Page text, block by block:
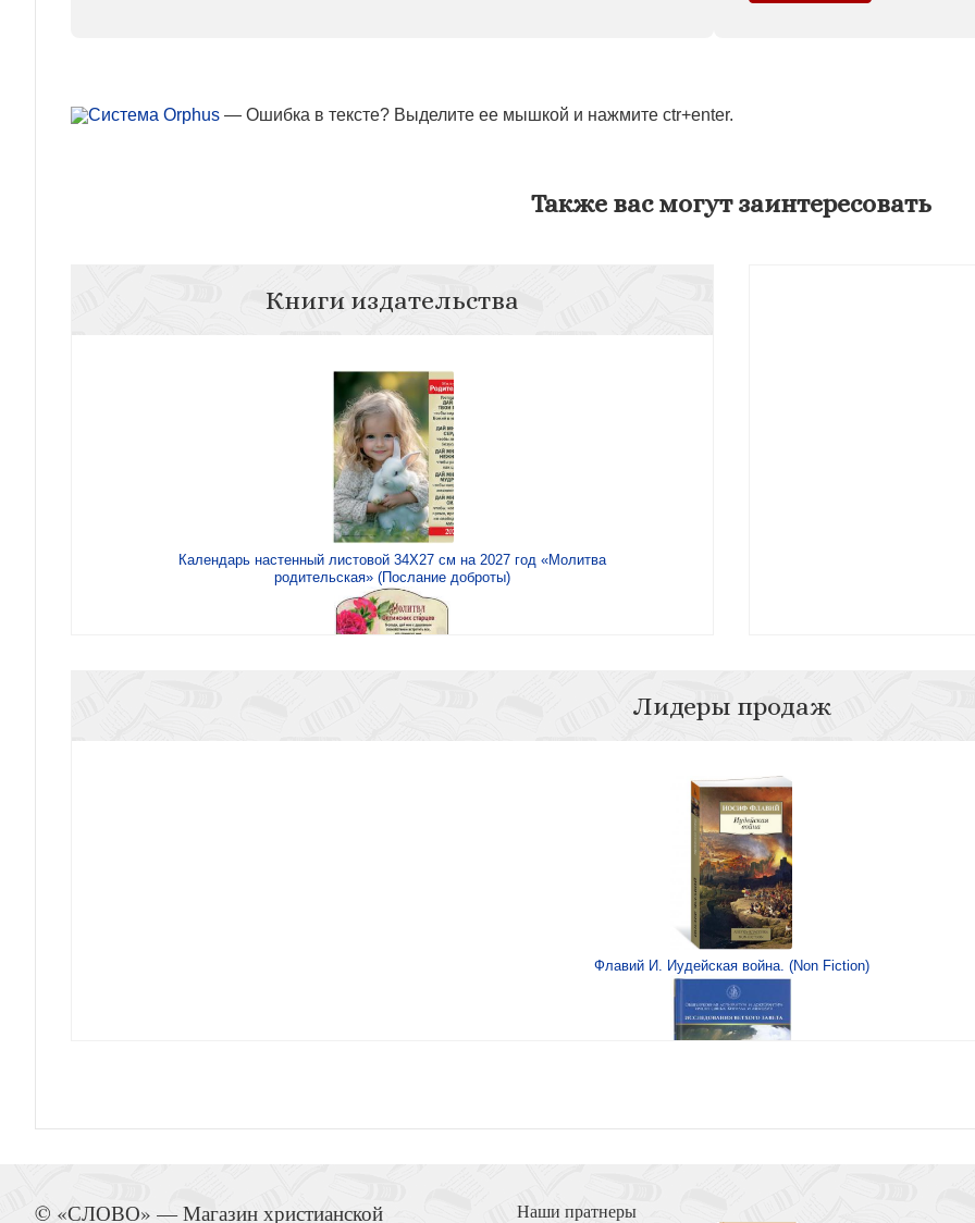
— Ошибка в тексте? Выделите ее мышкой и нажмите ctr+enter.
Также вас могут заинтересовать
Книги издательства
Календарь настенный листовой 34Х27 см на 2027 год «Молитва
родительская» (Послание доброты)
Календарь настенный на пружине 29Х45 см на 2027 год «Молитвы. В
Лидеры продаж
Флавий И. Иудейская война. (Non Fiction)
Книга Иисуса Навина
© «СЛОВО» — Магазин христианской Наши пратнеры